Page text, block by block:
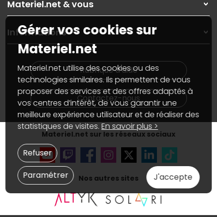
Contactez-nous
Paiement, livraison
Garanties,Pack Zen
SAV, demander un retour
Informations
Guides d'achats et tutoriels
Materiel.net & vous
On répare votre PC portable
On rachète votre carte graphique
PC sur mesure : Votre RDV personnalisé
Notre démarche écologique
Materiel.net recrute
Notre programme d'affiliation
Partenariat & Sponsoring
Informations
Plan du site
Nos marques
Conditions générales de vente
Marketplace
Informations légales
Données personnellesetcookies
Gérer vos cookies
Accessibilité : non conforme
Rubrique d'aide
Contactez-nous
Materiel.net sur les réseaux sociaux
Nos autres sites
Gérer vos cookies sur
Materiel.net
Materiel.net utilise des cookies ou des
technologies similaires. Ils permettent de vous
proposer des services et des offres adaptés à
vos centres d’intérêt, de vous garantir une
meilleure expérience utilisateur et de réaliser des
statistiques de visites.En savoir plus >
J'accepte
Paramétrer
Refuser